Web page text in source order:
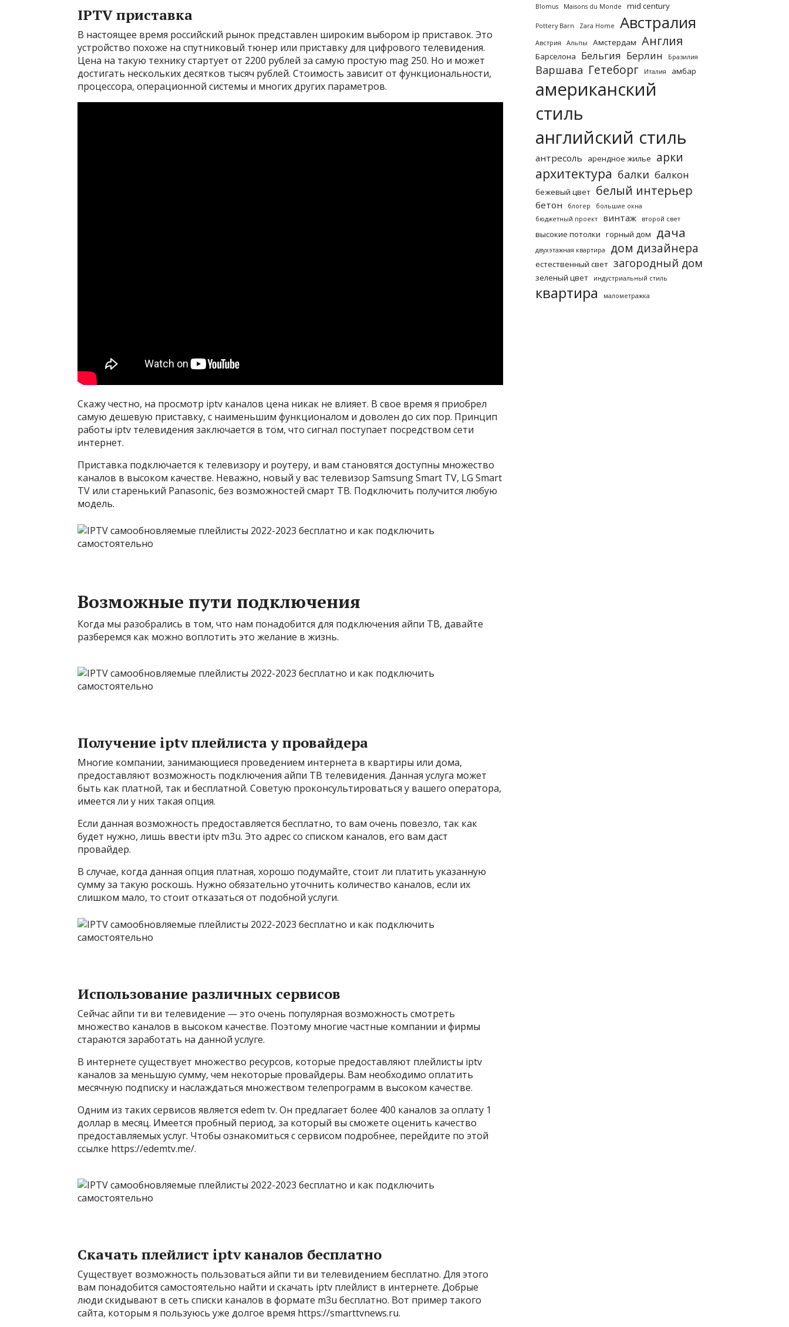
IPTV приставка
В настоящее время российский рынок представлен широким выбором ip приставок. Это
устройство похоже на спутниковый тюнер или приставку для цифрового телевидения.
Цена на такую технику стартует от 2200 рублей за самую простую mag 250. Но и может
достигать нескольких десятков тысяч рублей. Стоимость зависит от функциональности,
процессора, операционной системы и многих других параметров.
Скажу честно, на просмотр iptv каналов цена никак не влияет. В свое время я приобрел
самую дешевую приставку, с наименьшим функционалом и доволен до сих пор. Принцип
работы iptv телевидения заключается в том, что сигнал поступает посредством сети
интернет.
Приставка подключается к телевизору и роутеру, и вам становятся доступны множество
каналов в высоком качестве. Неважно, новый у вас телевизор Samsung Smart TV, LG Smart
TV или старенький Panasonic, без возможностей смарт ТВ. Подключить получится любую
модель.
Возможные пути подключения
Когда мы разобрались в том, что нам понадобится для подключения айпи ТВ, давайте
разберемся как можно воплотить это желание в жизнь.
Получение iptv плейлиста у провайдера
Многие компании, занимающиеся проведением интернета в квартиры или дома,
предоставляют возможность подключения айпи ТВ телевидения. Данная услуга может
быть как платной, так и бесплатной. Советую проконсультироваться у вашего оператора,
имеется ли у них такая опция.
Если данная возможность предоставляется бесплатно, то вам очень повезло, так как
будет нужно, лишь ввести iptv m3u. Это адрес со списком каналов, его вам даст
провайдер.
В случае, когда данная опция платная, хорошо подумайте, стоит ли платить указанную
сумму за такую роскошь. Нужно обязательно уточнить количество каналов, если их
слишком мало, то стоит отказаться от подобной услуги.
Использование различных сервисов
Сейчас айпи ти ви телевидение — это очень популярная возможность смотреть
множество каналов в высоком качестве. Поэтому многие частные компании и фирмы
стараются заработать на данной услуге.
В интернете существует множество ресурсов, которые предоставляют плейлисты iptv
каналов за меньшую сумму, чем некоторые провайдеры. Вам необходимо оплатить
месячную подписку и наслаждаться множеством телепрограмм в высоком качестве.
Одним из таких сервисов является edem tv. Он предлагает более 400 каналов за оплату 1
доллар в месяц. Имеется пробный период, за который вы сможете оценить качество
предоставляемых услуг. Чтобы ознакомиться с сервисом подробнее, перейдите по этой
ссылке https://edemtv.me/.
Скачать плейлист iptv каналов бесплатно
Существует возможность пользоваться айпи ти ви телевидением бесплатно. Для этого
вам понадобится самостоятельно найти и скачать iptv плейлист в интернете. Добрые
люди скидывают в сеть списки каналов в формате m3u бесплатно. Вот пример такого
сайта, которым я пользуюсь уже долгое время https://smarttvnews.ru.
Blomus Maisons du Monde mid century
Pottery Barn Zara Home Австралия
Австрия Альпы Амстердам Англия
Барселона Бельгия Берлин Бразилия
Варшава Гетеборг Италия амбар
американский
стиль
английский стиль
антресоль арендное жилье арки
архитектура балки балкон
бежевый цвет белый интерьер
бетон блогер
большие окна
бюджетный проект
винтаж второй свет
высокие потолки горный дом дача
двухэтажная квартира дом дизайнера
естественный свет загородный дом
зеленый цвет индустриальный стиль
квартира малометражка